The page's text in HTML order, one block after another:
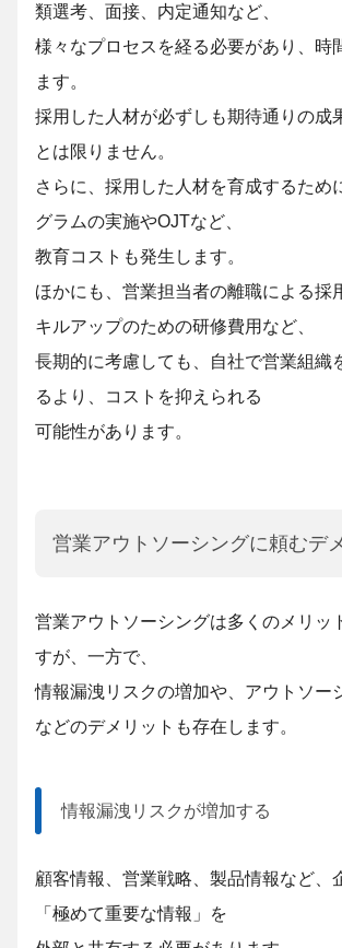
類選考、面接、内定通知など、
様々なプロセスを経る必要があり、時
ます。
採用した人材が必ずしも期待通りの成
とは限りません。
さらに、採用した人材を育成するため
グラムの実施やOJTなど、
教育コストも発生します。
ほかにも、営業担当者の離職による採
キルアップのための研修費用など、
長期的に考慮しても、自社で営業組織
るより、コストを抑えられる
可能性があります。
営業アウトソーシングに頼むデ
営業アウトソーシングは多くのメリッ
すが、一方で、
情報漏洩リスクの増加や、 アウトソー
などのデメリットも存在します。
情報漏洩リスクが増加する
顧客情報、営業戦略、製品情報など、
「極めて重要な情報」を